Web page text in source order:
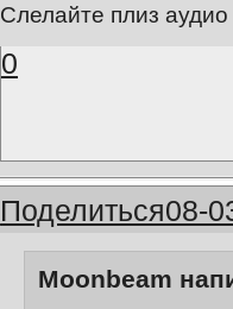
Слелайте плиз
0
Поделиться08-
Moonbeam